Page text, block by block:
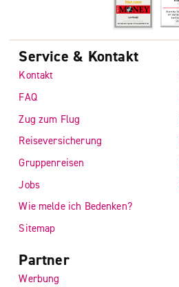
Service & Kontakt
Kontakt
FAQ
Zug zum Flug
Reiseversicherung
Gruppenreisen
Jobs
Wie melde ich Bedenken?
Sitemap
Partner
Werbung